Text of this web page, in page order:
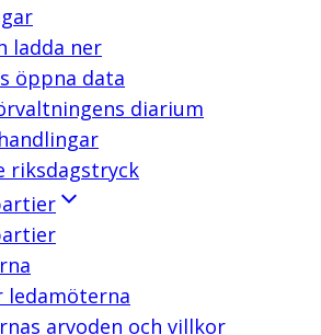
ladda ner
öppna data
diarium
riksdagstryck
ledamöterna
arvoden och villkor